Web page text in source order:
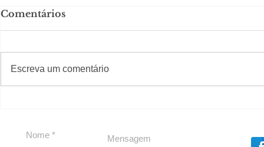
Comentários
Escreva um comentário
#Sugestões